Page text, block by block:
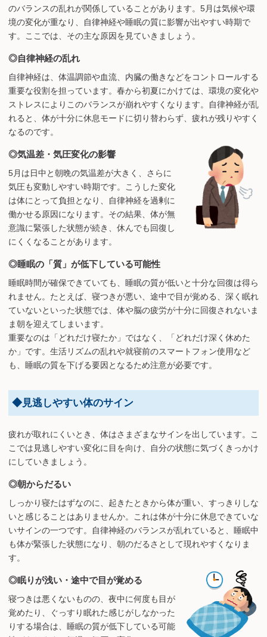
のバランスの乱れが関係していることがあります。5月は気候や環
境の変化が重なり、自律神経や睡眠の質に影響が出やすい時期で
す。ここでは、その主な原因を見ていきましょう。
◎自律神経の乱れ
自律神経は、体温調節や血流、内臓の働きなどをコントロールする
重要な役割を担っています。春から初夏にかけては、環境の変化や
ストレスによりこのバランスが崩れやすくなります。自律神経が乱
れると、体が十分に休息モードに切り替わらず、疲れが残りやすく
なるのです。
◎気温差・気圧変化の影響
5月は日中と朝晩の気温差が大きく、さらに
気圧も変動しやすい時期です。こうした変化
は体にとって負担となり、自律神経を過剰に
働かせる原因になります。その結果、体が無
意識に緊張した状態が続き、休んでも回復し
にくくなることがあります。
◎睡眠の「質」が低下している可能性
睡眠時間が確保できていても、睡眠の質が低いと十分な回復は得ら
れません。たとえば、寝つきが悪い、途中で目が覚める、深く眠れ
ていないといった状態では、体や脳の疲労が十分に回復されないま
ま朝を迎えてしまいます。
重要なのは「どれだけ寝たか」ではなく、「どれだけ深く休めた
か」です。生活リズムの乱れや就寝前のスマートフォン使用など
も、睡眠の質を下げる要因となるため注意が必要です。
◆見逃しやすい体のサイン
疲れが取れにくいとき、体はさまざまなサインを出しています。こ
こでは見逃しやすい変化に目を向け、自分の状態に気づくきっかけ
にしていきましょう。
◎朝からだるい
しっかり寝たはずなのに、起きたときから体が重い、すっきりしな
いと感じることはありませんか。これは体が十分に休息できていな
いサインの一つです。自律神経のバランスが乱れていると、睡眠中
も体が緊張した状態になり、朝のだるさとして現れやすくなりま
す。
◎眠りが浅い・途中で目が覚める
寝つきは悪くないものの、夜中に何度も目が
覚めたり、ぐっすり眠れた感じがしなかった
りする場合は、睡眠の質が低下している可能